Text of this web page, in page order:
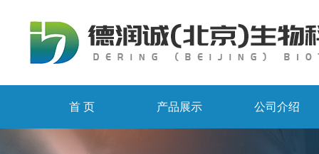
首 页 产品展示 公司介绍